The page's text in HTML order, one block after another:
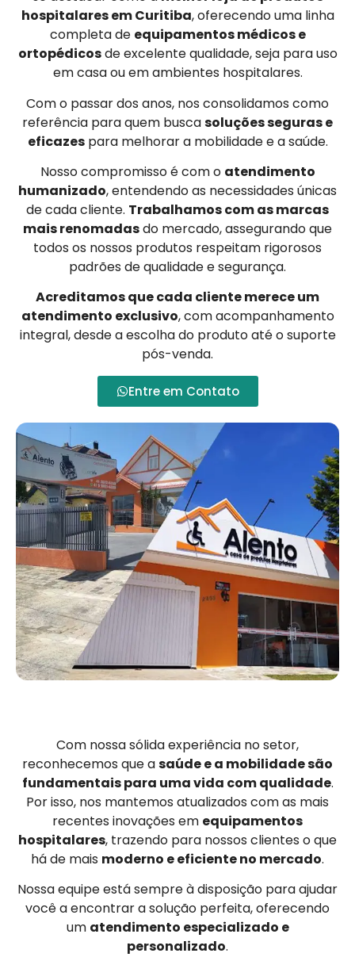
hospitalares em Curitiba, oferecendo uma linha
completa de equipamentos médicos e
ortopédicosde excelente qualidade, seja para uso
em casa ou em ambientes hospitalares.
Com o passar dos anos, nos consolidamos como
referência para quem buscasoluções seguras e
eficazespara melhorar a mobilidade e a saúde.
Nosso compromisso é com o atendimento
humanizado, entendendo as necessidades únicas
de cada cliente. Trabalhamos com as marcas
mais renomadasdo mercado, assegurando que
todos os nossos produtos respeitam rigorosos
padrões de qualidade e segurança.
Acreditamos que cada cliente merece um
atendimento exclusivo, com acompanhamento
integral, desde a escolha do produto até o suporte
pós-venda.
Entre em Contato
Com nossa sólida experiência no setor,
reconhecemos que asaúde e a mobilidade são
fundamentais para uma vida com qualidade.
Por isso, nos mantemos atualizados com as mais
recentes inovações em equipamentos
hospitalares, trazendo para nossos clientes o que
há de mais moderno e eficiente no mercado.
Nossa equipe está sempre à disposição para ajudar
você a encontrar a solução perfeita, oferecendo
um atendimento especializado e
personalizado.